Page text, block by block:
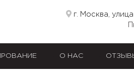
г. Москва,
О НАС